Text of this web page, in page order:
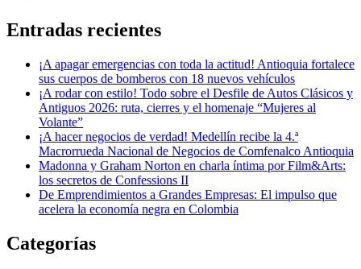
Entradas recientes
¡A apagar emergencias con toda la actitud! Antioquia fortalece
sus cuerpos de bomberos con 18 nuevos vehículos
¡A rodar con estilo! Todo sobre el Desfile de Autos Clásicos y
Antiguos 2026: ruta, cierres y el homenaje “Mujeres al
Volante”
¡A hacer negocios de verdad! Medellín recibe la 4.ª
Macrorrueda Nacional de Negocios de Comfenalco Antioquia
Madonna y Graham Norton en charla íntima por Film&Arts:
los secretos de Confessions II
De Emprendimientos a Grandes Empresas: El impulso que
acelera la economía negra en Colombia
Categorías